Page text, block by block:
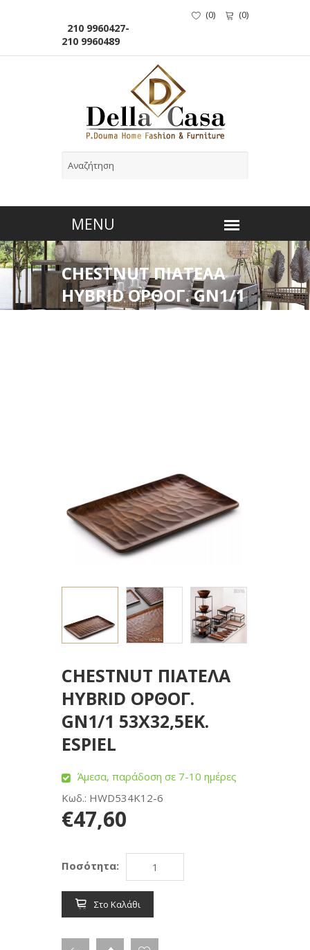
210 9960427-
210 9960489
(0) (0)
CHESTNUT ΠΙΑΤΕΛΑ
HYBRID ΟΡΘΟΓ. GN1/1
53Χ32,5ΕΚ.
CHESTNUT ΠΙΑΤΕΛΑ
HYBRID ΟΡΘΟΓ.
GN1/1 53Χ32,5ΕΚ.
ESPIEL
Άμεσα, παράδοση σε 7-10 ημέρες
Κωδ.: HWD534K12-6
€47,60
Ποσότητα:
Στο Καλάθι